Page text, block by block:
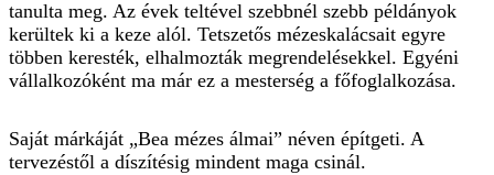
tanulta meg. Az évek teltével szebbnél szebb példányok
kerültek ki a keze alól. Tetszetős mézeskalácsait egyre
többen keresték, elhalmozták megrendelésekkel. Egyéni
vállalkozóként ma már ez a mesterség a főfoglalkozása.
Saját márkáját „Bea mézes álmai” néven építgeti. A
tervezéstől a díszítésig mindent maga csinál.